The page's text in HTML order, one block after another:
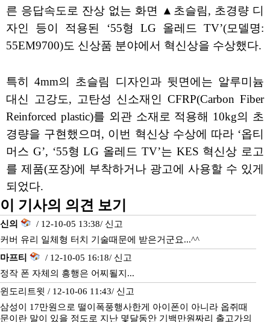
른 응답속도로 잔상 없는 화면 ▲초슬림, 초경량 디
자인 등이 적용된 ‘55형 LG 올레드 TV’(모델명:
55EM9700)도 신상품 분야에서 혁신상을 수상했다.
특히 4mm의 초슬림 디자인과 뒷면에는 알루미늄
대신 고강도, 고탄성 신소재인 CFRP(Carbon Fiber
Reinforced plastic)를 외관 소재로 적용해 10kg의 초
경량을 구현했으며, 이번 혁신상 수상에 따라 ‘옵티
머스 G’, ‘55형 LG 올레드 TV’는 KES 혁신상 로고
를 제품(포장)에 부착하거나 광고에 사용할 수 있게
되었다.
이 기사의 의견 보기
신의 / 12-10-05 13:38/ 신고
커버 유리 일체형 터치 기술때문에 받은거군요...^^
마프티
/ 12-10-05 16:18/ 신고
정작 폰 자체의 흥행은 어찌될지...
윈도리트윗 / 12-10-06 11:43/ 신고
삼성이 17만원으로 떨이폭풍행사한게 아이폰이 아니라 옵쥐때
문이란 말이 있을 정도로 지난 몇달동안 기백만원짜리 출고가의